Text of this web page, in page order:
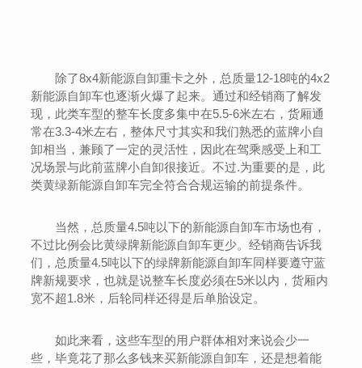
除了8x4新能源自卸重卡之外，总质量12-18吨的4x2
新能源自卸车也逐渐火爆了起来。通过和经销商了解发
现，此类车型的整车长度多集中在5.5-6米左右，货厢通
常在3.3-4米左右，整体尺寸其实和我们熟悉的蓝牌小自
卸相当，兼顾了一定的灵活性，因此在驾乘感受上和工
况场景与此前蓝牌小自卸很接近。不过.为重要的是，此
类黄绿新能源自卸车完全符合合规运输的前提条件。
当然，总质量4.5吨以下的新能源自卸车市场也有，
不过比例会比黄绿牌新能源自卸车更少。经销商告诉我
们，总质量4.5吨以下的绿牌新能源自卸车同样要遵守蓝
牌新规要求，也就是说整车长度必须在5米以内，货厢内
宽不超1.8米，后轮同样还得是后单胎设定。
如此来看，这些车型的用户群体相对来说会少一
些，毕竟花了那么多钱来买新能源自卸车，还是想着能